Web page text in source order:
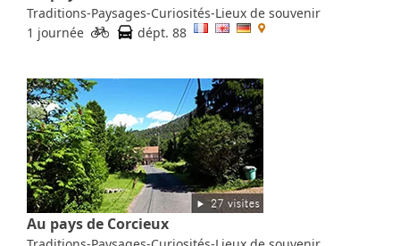
Traditions-Paysages-Curiosités-Lieux de souvenir
1 journée
dépt. 88
Au pays de Corcieux